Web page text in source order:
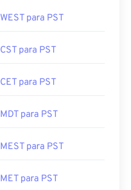
WEST para PST
CST para PST
CET para PST
MDT para PST
MEST para PST
MET para PST